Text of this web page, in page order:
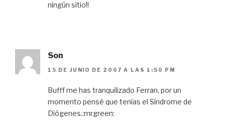
ningún sitio!!
Son
15 DE JUNIO DE 2007 A LAS 1:50 PM
Bufff me has tranquilizado Ferran, por un
momento pensé que tenías el Síndrome de
Diógenes.:mrgreen: